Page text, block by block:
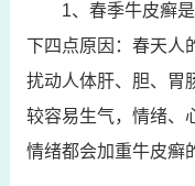
1、春季牛皮癣
下四点原因：春天人
扰动人体肝、胆、胃
较容易生气，情绪、
情绪都会加重牛皮癣